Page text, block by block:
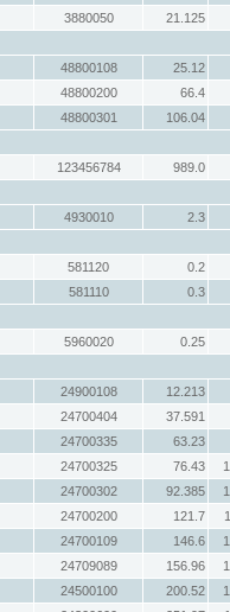
3880050
21.125
48800108
25.12
48800200
66.4
48800301
106.04
123456784
989.0
4930010
2.3
581120
0.2
581110
0.3
5960020
0.25
24900108
12.213
24700404
37.591
24700335
63.23
24700325 76.43
24700302 92.385
24700200 121.7
24700109 146.6
24709089 156.96
24500100 200.52